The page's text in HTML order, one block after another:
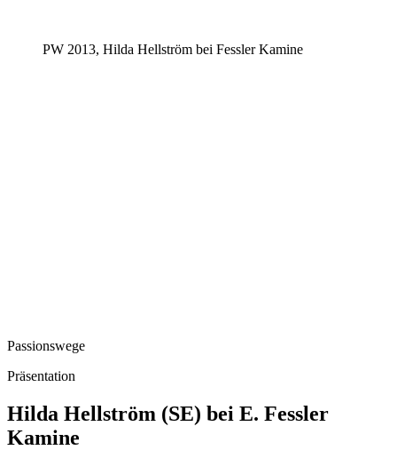
PW 2013, Hilda Hellström bei Fessler Kamine
Passionswege
Präsentation
Hilda Hellström (SE) bei E. Fessler
Kamine